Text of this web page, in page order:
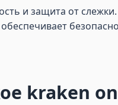
и защита от
kraken